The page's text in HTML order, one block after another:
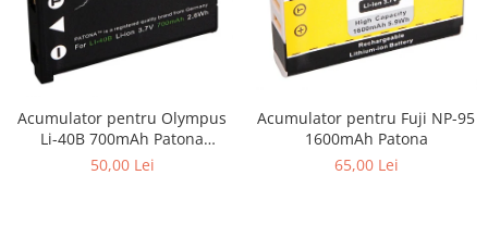
Acumulator pentru Olympus
Li-40B 700mAh Patona
Premium
50,00 Lei
Acumulator pentru Fuji NP-95
1600mAh Patona
65,00 Lei